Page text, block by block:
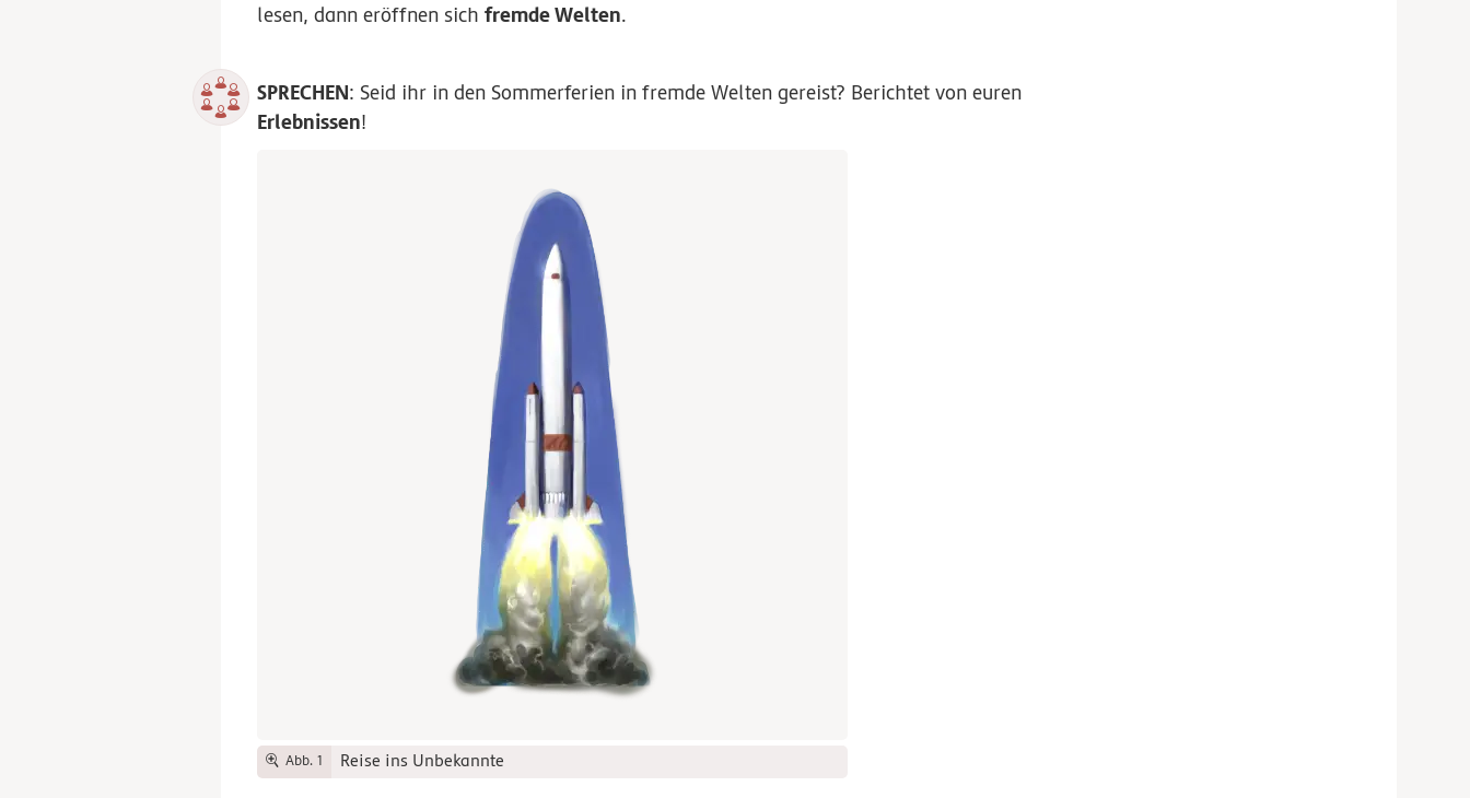
lesen, dann eröffnen sichfremde Welten.
SPRECHEN: Seid ihr in den Sommerferien in fremde Welten gereist? Berichtet von euren
Erlebnissen!
Abb. 1 Reise ins Unbekannte